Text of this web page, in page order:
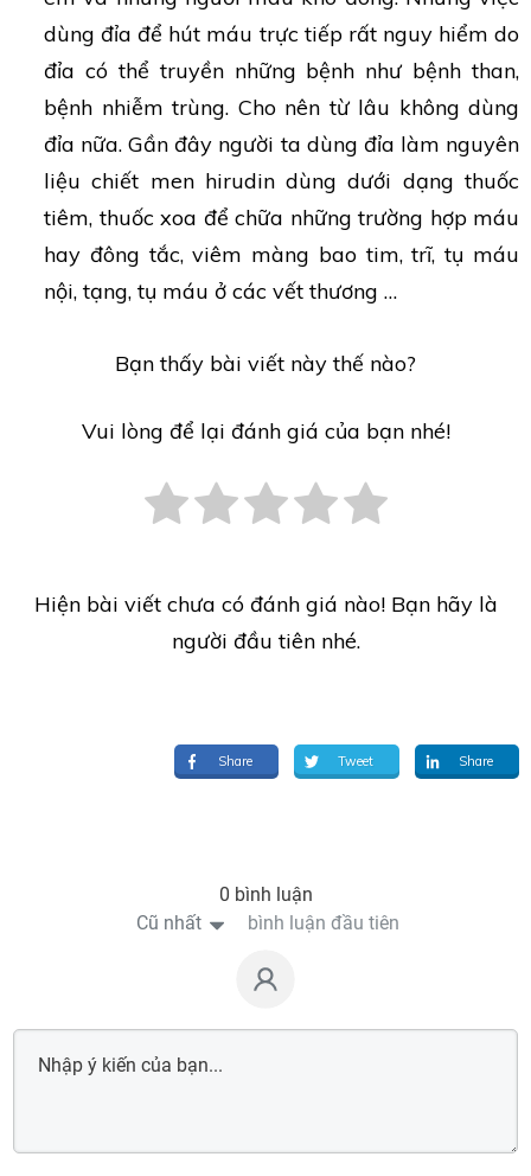
dùng đỉa để hút máu trực tiếp rất nguy hiểm do
đỉa có thể truyền những bệnh như bệnh than,
bệnh nhiễm trùng. Cho nên từ lâu không dùng
đỉa nữa. Gần đây người ta dùng đỉa làm nguyên
liệu chiết men hirudin dùng dưới dạng thuốc
tiêm, thuốc xoa để chữa những trường hợp máu
hay đông tắc, viêm màng bao tim, trĩ, tụ máu
nội, tạng, tụ máu ở các vết thương …
Bạn thấy bài viết này thế nào?
Vui lòng để lại đánh giá của bạn nhé!
Hiện bài viết chưa có đánh giá nào! Bạn hãy là
người đầu tiên nhé.
Share Tweet Share
0 bình luận
Cũ nhất
bình luận đầu tiên